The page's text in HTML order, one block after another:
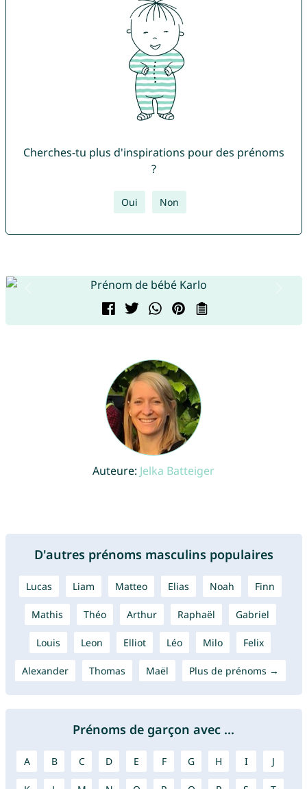
Cherches-tu plus d'inspirations pour des prénoms
?
Oui Non
Auteure: Jelka Batteiger
D'autres prénoms masculins populaires
Lucas Liam Matteo Elias Noah Finn
Mathis Théo Arthur Raphaël Gabriel
Louis Leon Elliot Léo Milo Felix
Alexander Thomas Maël Plus de prénoms →
Prénoms de garçon avec ...
A B C D E F G H I J